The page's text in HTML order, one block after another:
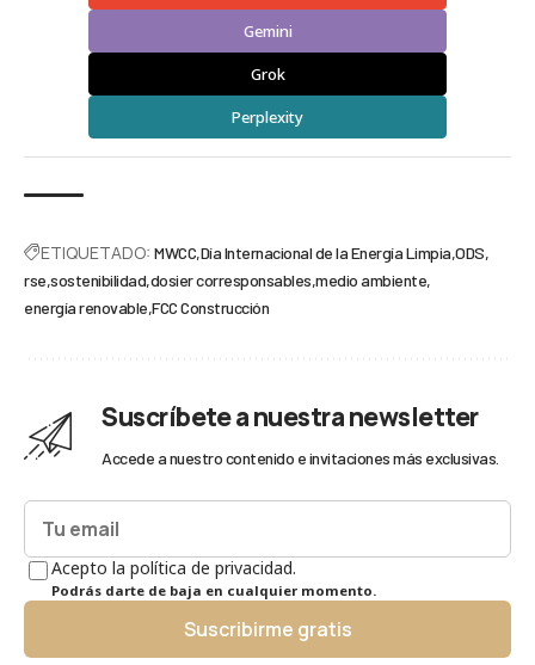
Gemini
Grok
Perplexity
ETIQUETADO: MWCC Día Internacional de la Energía Limpia ODS
rse sostenibilidad dosier corresponsables medio ambiente
energía renovable FCC Construcción
Suscríbete a nuestra newsletter
Accede a nuestro contenido e invitaciones más exclusivas.
Acepto la política de privacidad.
Podrás darte de baja en cualquier momento.
Suscribirme gratis